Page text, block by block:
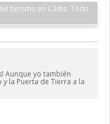
turismo en Cádiz. Todo
la Puerta de Tierra a la